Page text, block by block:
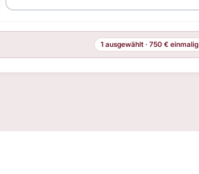
1 ausgewählt · 750 € einmalig